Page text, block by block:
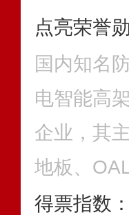
点亮荣誉
国内知名
电智能高
企业，其
地板、
得票指数：